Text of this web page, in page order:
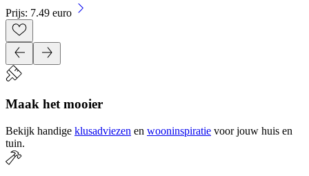
Prijs: 7.49 euro
Maak het mooier
Bekijk handige klusadviezen en wooninspiratie voor jouw huis en
tuin.